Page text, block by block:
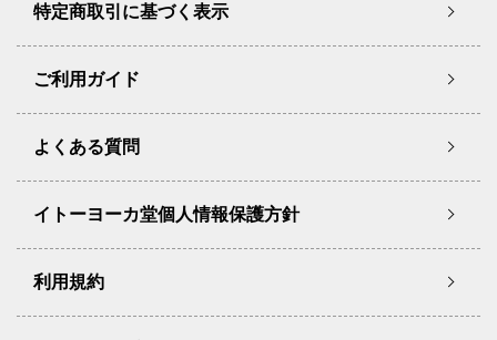
特定商取引に基づく表示
ご利用ガイド
よくある質問
イトーヨーカ堂個人情報保護方針
利用規約